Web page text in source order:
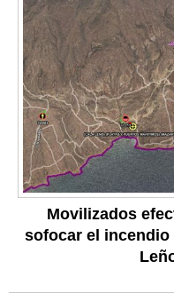
Movilizados
sofocar el incendio